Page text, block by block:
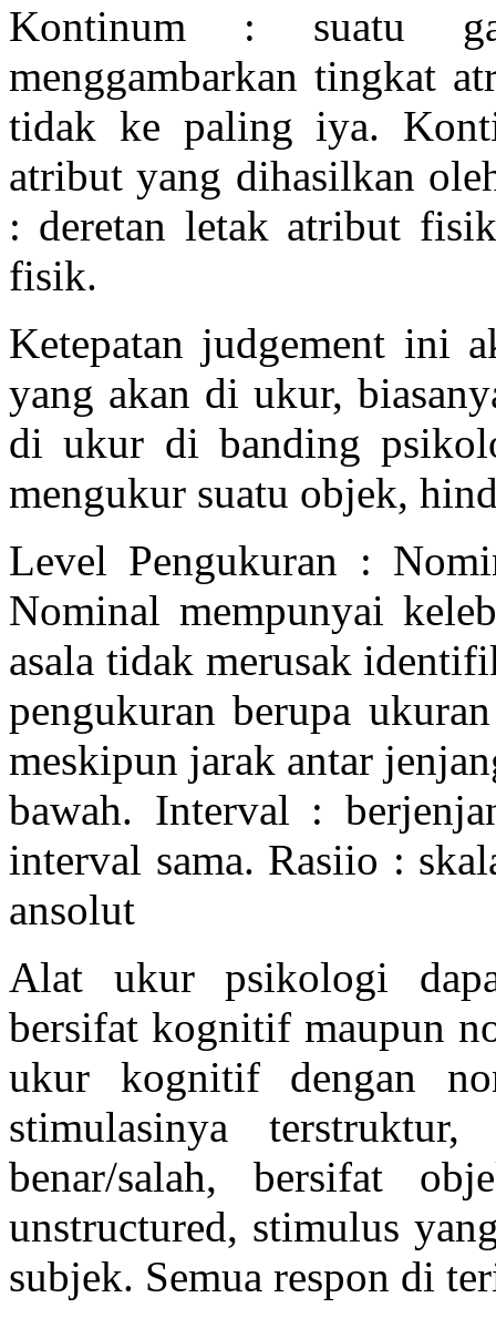
Kontinum : suatu
menggambarkan tingkat
tidak ke paling iya.
atribut yang dihasilkan
: deretan letak atribut
fisik.
Ketepatan judgement ini
yang akan di ukur,
di ukur di banding
mengukur suatu objek,
Level Pengukuran :
Nominal mempunyai
asala tidak merusak
pengukuran berupa
meskipun jarak antar
bawah. Interval :
interval sama. Rasiio :
ansolut
Alat ukur psikologi
bersifat kognitif maupun
ukur kognitif dengan
stimulasinya
benar/salah, bersifat
unstructured, stimulus
subjek. Semua respon di